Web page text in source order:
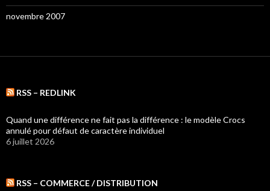
novembre 2007
RSS – REDLINK
Quand une différence ne fait pas la différence : le modèle Crocs
annulé pour défaut de caractère individuel
6 juillet 2026
RSS – COMMERCE / DISTRIBUTION